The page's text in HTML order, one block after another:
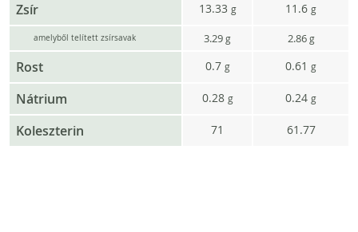
Zsír 13.33 g 11.6 g
amelyből telített zsírsavak 3.29g 2.86 g
Rost 0.7 g 0.61 g
Nátrium 0.28 g 0.24 g
Koleszterin 71 61.77